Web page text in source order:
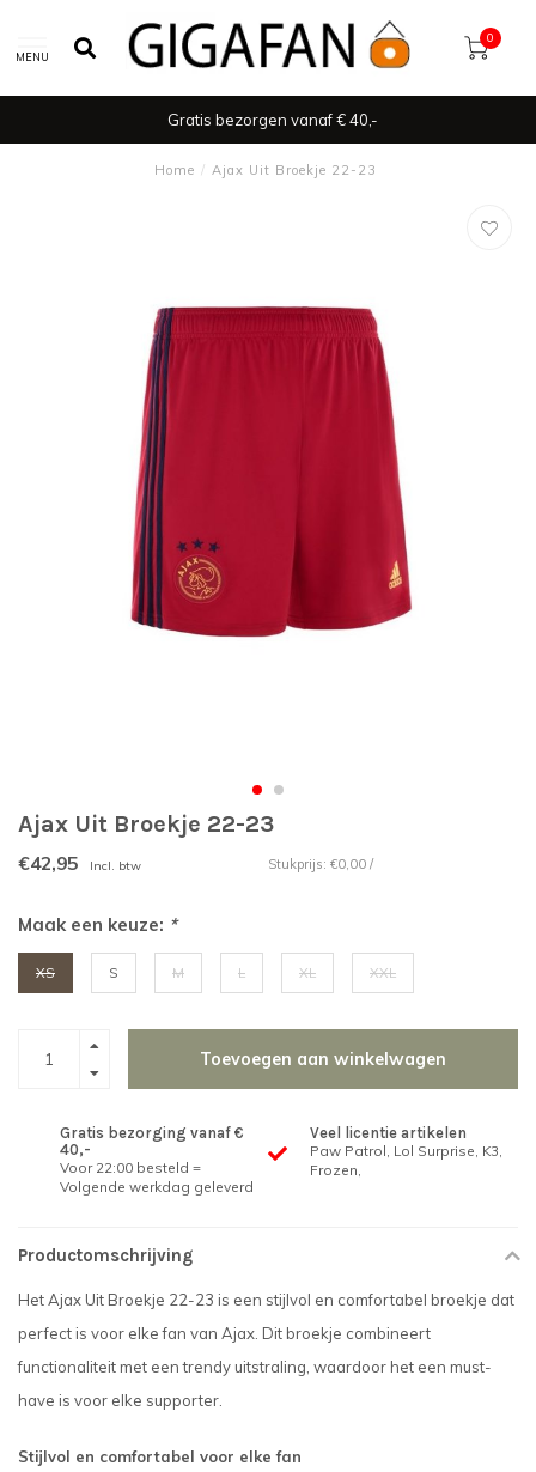
MENU
0
Gratis bezorgen vanaf € 40,-
Home / Ajax Uit Broekje 22-23
Ajax Uit Broekje 22-23
€42,95 Incl. btw Stukprijs: €0,00 /
Maak een keuze: *
XS S M L XL XXL
Toevoegen aan winkelwagen
Gratis bezorging vanaf €
40,-
Voor 22:00 besteld =
Volgende werkdag geleverd
Veel licentie artikelen
Paw Patrol, Lol Surprise, K3,
Frozen,
Productomschrijving
Het Ajax Uit Broekje 22-23 is een stijlvol en comfortabel broekje dat
perfect is voor elke fan van Ajax. Dit broekje combineert
functionaliteit met een trendy uitstraling, waardoor het een must-
have is voor elke supporter.
Stijlvol en comfortabel voor elke fan